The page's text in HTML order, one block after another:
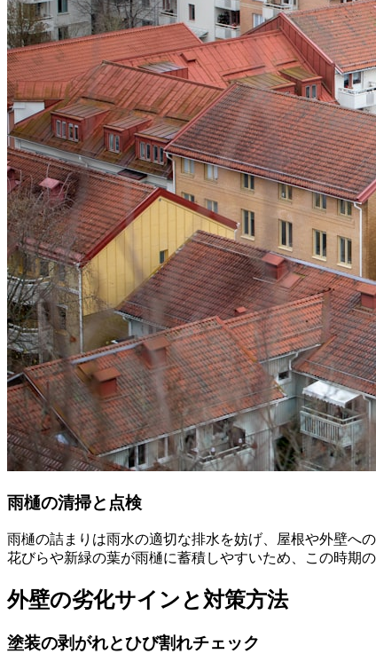
雨樋の清掃と点検
雨樋の詰まりは雨水の適切な排水を妨げ、屋根や外壁へ
花びらや新緑の葉が雨樋に蓄積しやすいため、この時期
外壁の劣化サインと対策方法
塗装の剥がれとひび割れチェック